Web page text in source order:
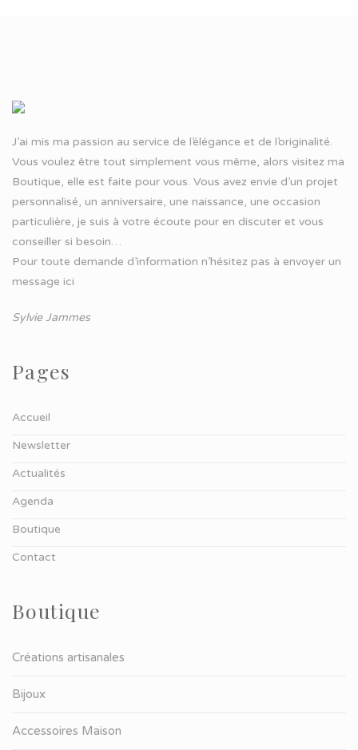
J’ai mis ma passion au service de l’élégance et de l’originalité.
Vous voulez être tout simplement vous même, alors visitez ma
Boutique, elle est faite pour vous. Vous avez envie d’un projet
personnalisé, un anniversaire, une naissance, une occasion
particulière, je suis à votre écoute pour en discuter et vous
conseiller si besoin…
Pour toute demande d’information n’hésitez pas à envoyer un
message ici
Sylvie Jammes
Pages
Accueil
Newsletter
Actualités
Agenda
Boutique
Contact
Boutique
Créations artisanales
Bijoux
Accessoires Maison